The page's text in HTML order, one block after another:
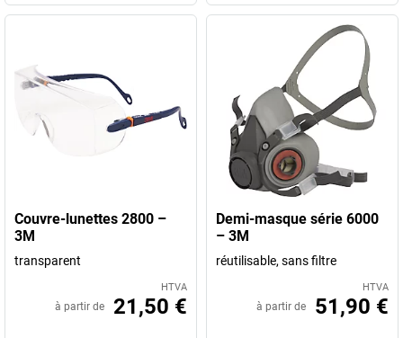
Couvre-lunettes 2800 –
3M
transparent
HTVA
à partir de 21,50 €
Demi-masque série 6000
– 3M
réutilisable, sans filtre
HTVA
à partir de 51,90 €